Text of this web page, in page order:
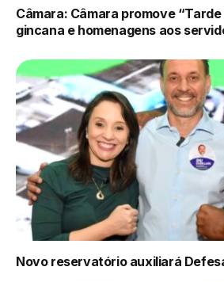
Câmara: Câmara promove “Tarde
gincana e homenagens aos
Novo reservatório auxiliará